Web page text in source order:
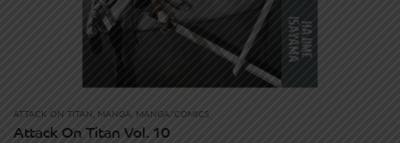
ATTACK ON TITAN , MANGA, MANGA/COMICS
Attack On Titan Vol. 10